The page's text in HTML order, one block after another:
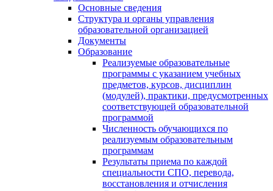
Основные сведения
Структура и органы управления
образовательной организацией
Документы
Образование
Реализуемые образовательные
программы с указанием учебных
предметов, курсов, дисциплин
(модулей), практики, предусмотренных
соответствующей образовательной
программой
Численность обучающихся по
реализуемым образовательным
программам
Результаты приема по каждой
специальности СПО, перевода,
восстановления и отчисления